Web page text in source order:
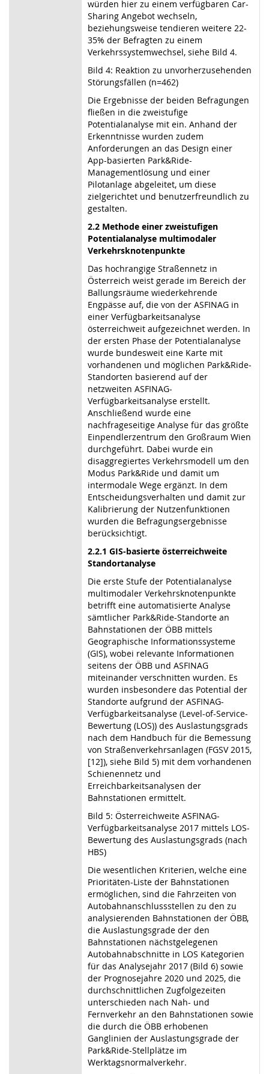
würden hier zu einem verfügbaren Car-
Sharing Angebot wechseln,
beziehungsweise tendieren weitere 22-
35% der Befragten zu einem
Verkehrssystemwechsel, siehe Bild 4.
Bild 4: Reaktion zu unvorherzusehenden
Störungsfällen (n=462)
Die Ergebnisse der beiden Befragungen
fließen in die zweistufige
Potentialanalyse mit ein. Anhand der
Erkenntnisse wurden zudem
Anforderungen an das Design einer
App-basierten Park&Ride-
Managementlösung und einer
Pilotanlage abgeleitet, um diese
zielgerichtet und benutzerfreundlich zu
gestalten.
2.2 Methode einer zweistufigen
Potentialanalyse multimodaler
Verkehrsknotenpunkte
Das hochrangige Straßennetz in
Österreich weist gerade im Bereich der
Ballungsräume wiederkehrende
Engpässe auf, die von der ASFINAG in
einer Verfügbarkeitsanalyse
österreichweit aufgezeichnet werden. In
der ersten Phase der Potentialanalyse
wurde bundesweit eine Karte mit
vorhandenen und möglichen Park&Ride-
Standorten basierend auf der
netzweiten ASFINAG-
Verfügbarkeitsanalyse erstellt.
Anschließend wurde eine
nachfrageseitige Analyse für das größte
Einpendlerzentrum den Großraum Wien
durchgeführt. Dabei wurde ein
disaggregiertes Verkehrsmodell um den
Modus Park&Ride und damit um
intermodale Wege ergänzt. In dem
Entscheidungsverhalten und damit zur
Kalibrierung der Nutzenfunktionen
wurden die Befragungsergebnisse
berücksichtigt.
2.2.1 GIS-basierte österreichweite
Standortanalyse
Die erste Stufe der Potentialanalyse
multimodaler Verkehrsknotenpunkte
betrifft eine automatisierte Analyse
sämtlicher Park&Ride-Standorte an
Bahnstationen der ÖBB mittels
Geographische Informationssysteme
(GIS), wobei relevante Informationen
seitens der ÖBB und ASFINAG
miteinander verschnitten wurden. Es
wurden insbesondere das Potential der
Standorte aufgrund der ASFINAG-
Verfügbarkeitsanalyse (Level-of-Service-
Bewertung (LOS)) des Auslastungsgrads
nach dem Handbuch für die Bemessung
von Straßenverkehrsanlagen (FGSV 2015,
[12]), siehe Bild 5) mit dem vorhandenen
Schienennetz und
Erreichbarkeitsanalysen der
Bahnstationen ermittelt.
Bild 5: Österreichweite ASFINAG-
Verfügbarkeitsanalyse 2017 mittels LOS-
Bewertung des Auslastungsgrads (nach
HBS)
Die wesentlichen Kriterien, welche eine
Prioritäten-Liste der Bahnstationen
ermöglichen, sind die Fahrzeiten von
Autobahnanschlussstellen zu den zu
analysierenden Bahnstationen der ÖBB,
die Auslastungsgrade der den
Bahnstationen nächstgelegenen
Autobahnabschnitte in LOS Kategorien
für das Analysejahr 2017 (Bild 6) sowie
der Prognosejahre 2020 und 2025, die
durchschnittlichen Zugfolgezeiten
unterschieden nach Nah- und
Fernverkehr an den Bahnstationen sowie
die durch die ÖBB erhobenen
Ganglinien der Auslastungsgrade der
Park&Ride-Stellplätze im
Werktagsnormalverkehr.